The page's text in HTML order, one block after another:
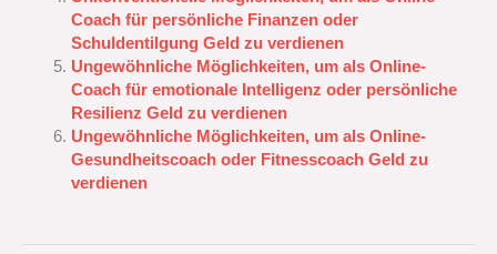
Coach für persönliche Finanzen oder
Schuldentilgung Geld zu verdienen
Ungewöhnliche Möglichkeiten, um als Online-
Coach für emotionale Intelligenz oder persönliche
Resilienz Geld zu verdienen
Ungewöhnliche Möglichkeiten, um als Online-
Gesundheitscoach oder Fitnesscoach Geld zu
verdienen